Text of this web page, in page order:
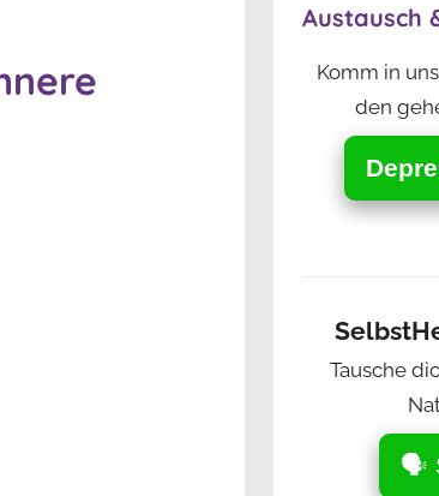
Austausch
Komm in
den
Tausche
🗣️